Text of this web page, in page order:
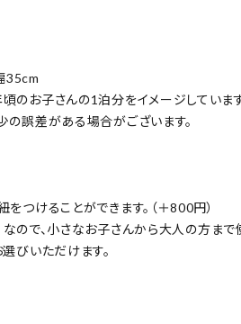
のお子さんの1泊分をイメージしています
誤差がある場合がございます。
つけることができます。（＋800円）
ので、小さなお子さんから大人の方まで
びいただけます。